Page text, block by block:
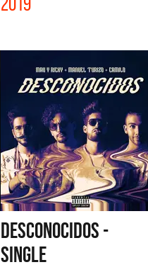
DESCONOCIDOS -
SINGLE